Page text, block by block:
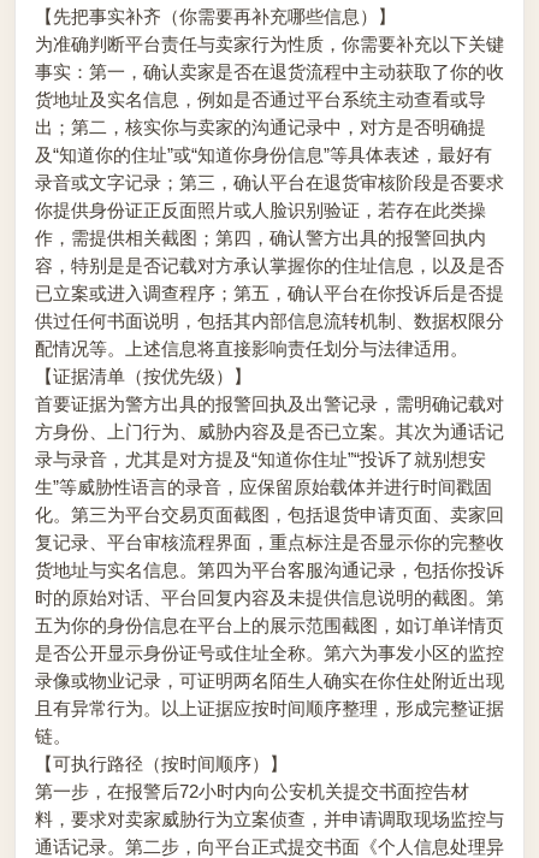
【先把事实补齐（你需要再补充哪些信息）】
为准确判断平台责任与卖家行为性质，你需要补充以下关键
事实：第一，确认卖家是否在退货流程中主动获取了你的收
货地址及实名信息，例如是否通过平台系统主动查看或导
出；第二，核实你与卖家的沟通记录中，对方是否明确提
及“知道你的住址”或“知道你身份信息”等具体表述，最好有
录音或文字记录；第三，确认平台在退货审核阶段是否要求
你提供身份证正反面照片或人脸识别验证，若存在此类操
作，需提供相关截图；第四，确认警方出具的报警回执内
容，特别是是否记载对方承认掌握你的住址信息，以及是否
已立案或进入调查程序；第五，确认平台在你投诉后是否提
供过任何书面说明，包括其内部信息流转机制、数据权限分
配情况等。上述信息将直接影响责任划分与法律适用。
【证据清单（按优先级）】
首要证据为警方出具的报警回执及出警记录，需明确记载对
方身份、上门行为、威胁内容及是否已立案。其次为通话记
录与录音，尤其是对方提及“知道你住址”“投诉了就别想安
生”等威胁性语言的录音，应保留原始载体并进行时间戳固
化。第三为平台交易页面截图，包括退货申请页面、卖家回
复记录、平台审核流程界面，重点标注是否显示你的完整收
货地址与实名信息。第四为平台客服沟通记录，包括你投诉
时的原始对话、平台回复内容及未提供信息说明的截图。第
五为你的身份信息在平台上的展示范围截图，如订单详情页
是否公开显示身份证号或住址全称。第六为事发小区的监控
录像或物业记录，可证明两名陌生人确实在你住处附近出现
且有异常行为。以上证据应按时间顺序整理，形成完整证据
链。
【可执行路径（按时间顺序）】
第一步，在报警后72小时内向公安机关提交书面控告材
料，要求对卖家威胁行为立案侦查，并申请调取现场监控与
通话记录。第二步，向平台正式提交书面《个人信息处理异